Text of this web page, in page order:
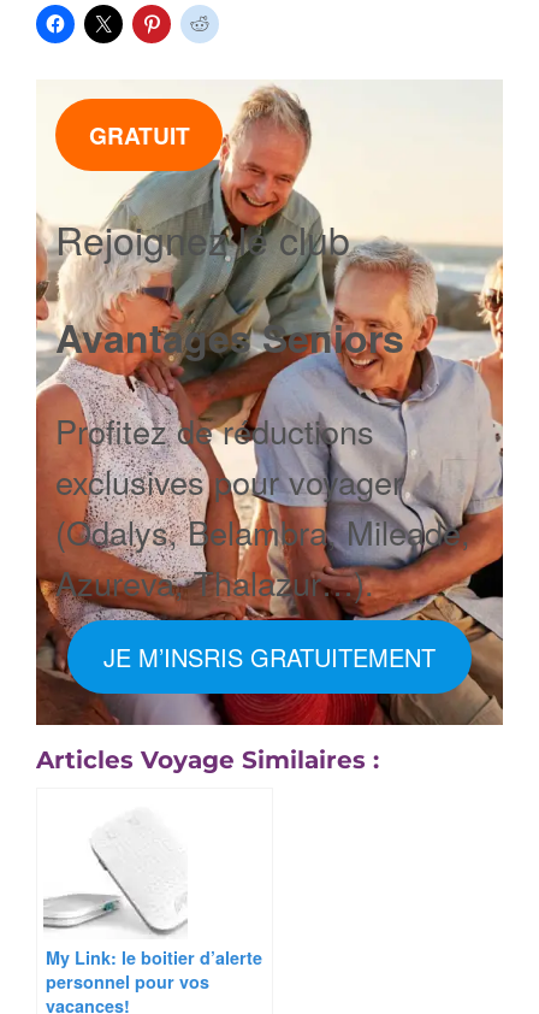
GRATUIT
Rejoignez le club
Avantages Seniors
Profitez de réductions
exclusives pour voyager
(Odalys, Belambra, Mileade,
Azureva, Thalazur…).
JE M’INSRIS GRATUITEMENT
Articles Voyage Similaires :
My Link: le boitier d’alerte
personnel pour vos
vacances!